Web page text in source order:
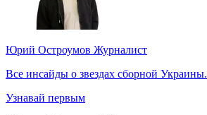
Юрий Остроумов Журналист
Все инсайды о звездах сборной Украины.
Узнавай первым